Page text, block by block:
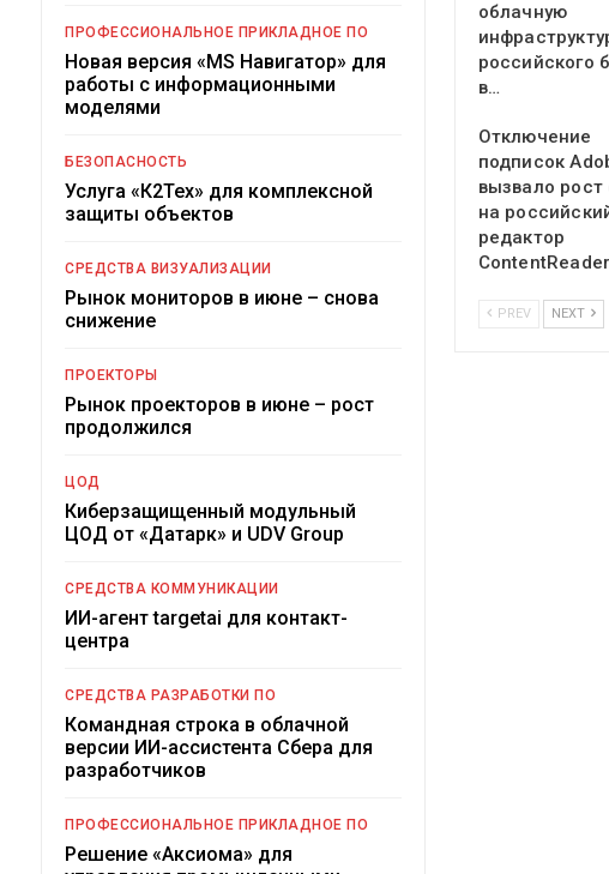
облачную
российского
в…
Отключение
подписок
вызвало рост
на
редактор
PREV NEXT
ПРОФЕССИОНАЛЬНОЕ ПРИКЛАДНОЕ ПО
Новая версия «MS Навигатор» для
работы с информационными
моделями
БЕЗОПАСНОСТЬ
Услуга «К2Тех» для комплексной
защиты объектов
СРЕДСТВА ВИЗУАЛИЗАЦИИ
Рынок мониторов в июне – снова
снижение
ПРОЕКТОРЫ
Рынок проекторов в июне – рост
продолжился
ЦОД
Киберзащищенный модульный
ЦОД от «Датарк» и UDV Group
СРЕДСТВА КОММУНИКАЦИИ
ИИ-агент targetai для контакт-
центра
СРЕДСТВА РАЗРАБОТКИ ПО
Командная строка в облачной
версии ИИ-ассистента Сбера для
разработчиков
ПРОФЕССИОНАЛЬНОЕ ПРИКЛАДНОЕ ПО
Решение «Аксиома» для